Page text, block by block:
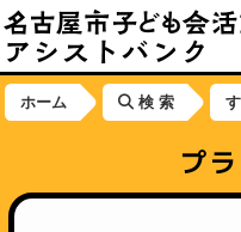
ホーム 検 索
プ